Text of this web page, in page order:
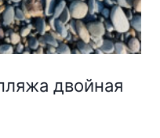
двойная